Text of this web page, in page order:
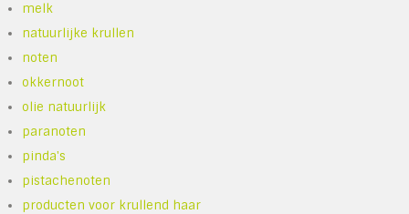
melk
natuurlijke krullen
noten
okkernoot
olie natuurlijk
paranoten
pinda's
pistachenoten
producten voor krullend haar